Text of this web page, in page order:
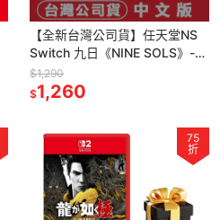
【全新台灣公司貨】任天堂NS
Switch 九日《NINE SOLS》-中
文版[夢遊館]
$1,290
$1,260
75
折